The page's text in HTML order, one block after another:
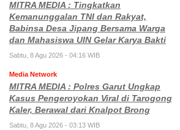
MITRA MEDIA : Tingkatkan
Kemanunggalan TNI dan Rakyat,
Babinsa Desa Jipang Bersama Warga
dan Mahasiswa UIN Gelar Karya Bakti
Sabtu, 8 Agu 2026 - 04:16 WIB
Media Network
MITRA MEDIA : Polres Garut Ungkap
Kasus Pengeroyokan Viral di Tarogong
Kaler, Berawal dari Knalpot Brong
Sabtu, 8 Agu 2026 - 03:13 WIB